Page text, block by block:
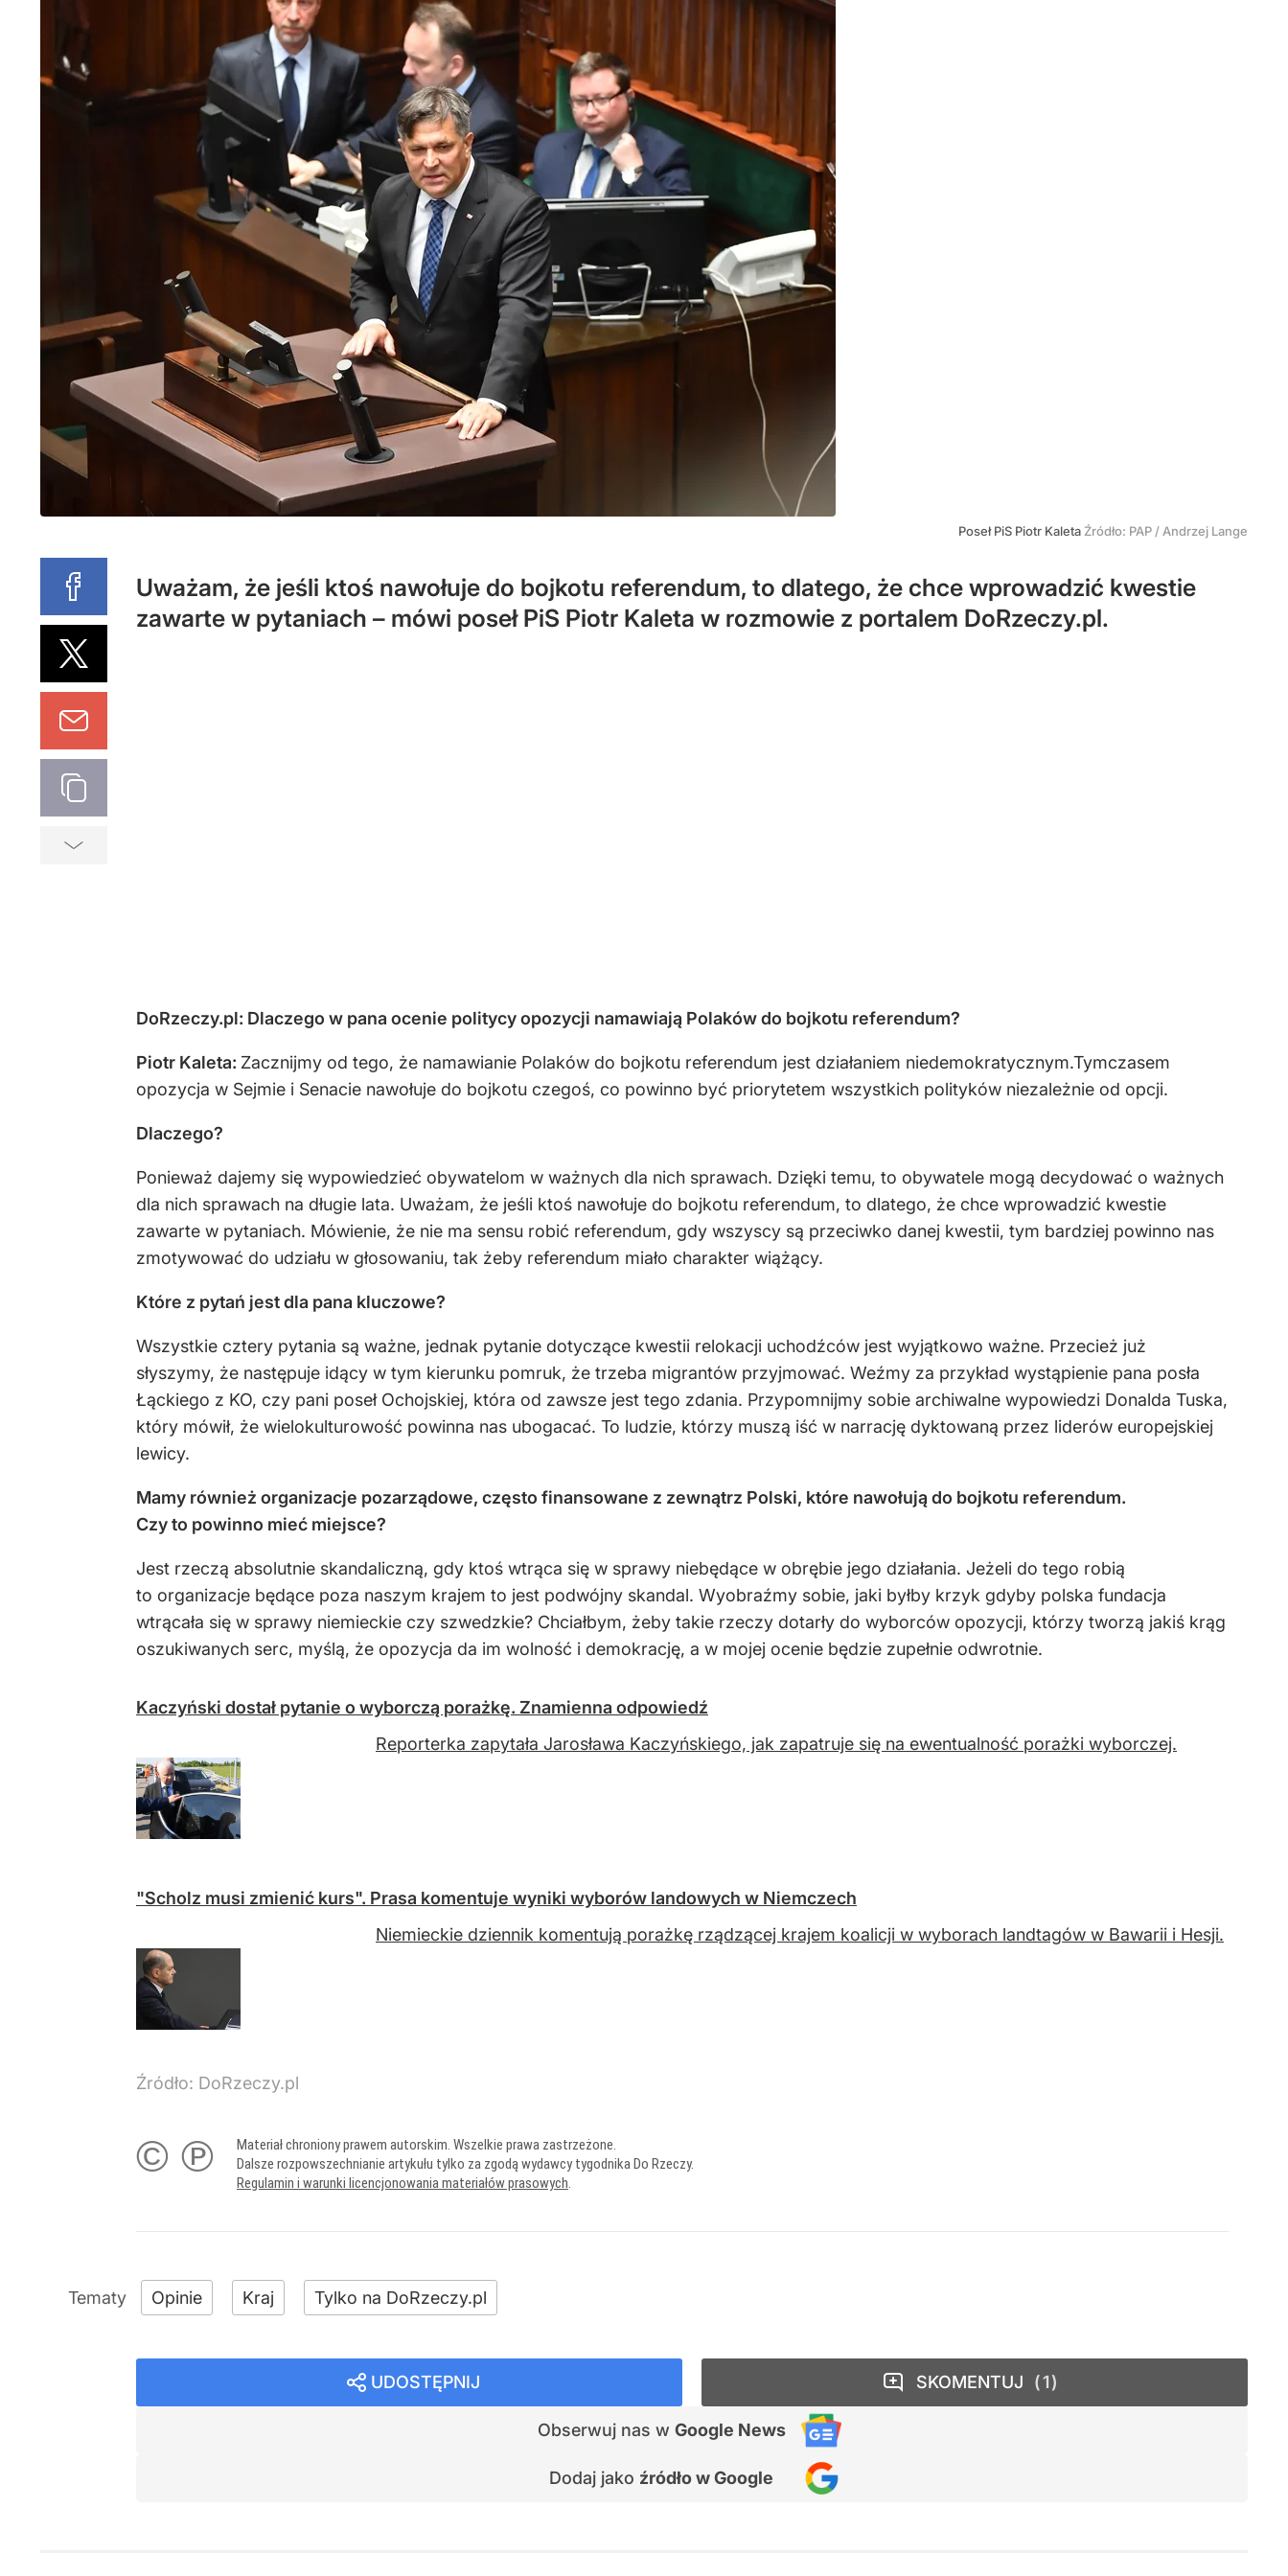
Poseł PiS Piotr Kaleta Źródło: PAP / Andrzej Lange
Uważam, że jeśli ktoś nawołuje do bojkotu referendum, to dlatego, że chce wprowadzić kwestie
zawarte w pytaniach – mówi poseł PiS Piotr Kaleta w rozmowie z portalem DoRzeczy.pl.
DoRzeczy.pl: Dlaczego w pana ocenie politycy opozycji namawiają Polaków do bojkotu referendum?
Piotr Kaleta: Zacznijmy od tego, że namawianie Polaków do bojkotu referendum jest działaniem niedemokratycznym.Tymczasem
opozycja w Sejmie i Senacie nawołuje do bojkotu czegoś, co powinno być priorytetem wszystkich polityków niezależnie od opcji.
Dlaczego?
Ponieważ dajemy się wypowiedzieć obywatelom w ważnych dla nich sprawach. Dzięki temu, to obywatele mogą decydować o ważnych
dla nich sprawach na długie lata. Uważam, że jeśli ktoś nawołuje do bojkotu referendum, to dlatego, że chce wprowadzić kwestie
zawarte w pytaniach. Mówienie, że nie ma sensu robić referendum, gdy wszyscy są przeciwko danej kwestii, tym bardziej powinno nas
zmotywować do udziału w głosowaniu, tak żeby referendum miało charakter wiążący.
Które z pytań jest dla pana kluczowe?
Wszystkie cztery pytania są ważne, jednak pytanie dotyczące kwestii relokacji uchodźców jest wyjątkowo ważne. Przecież już
słyszymy, że następuje idący w tym kierunku pomruk, że trzeba migrantów przyjmować. Weźmy za przykład wystąpienie pana posła
Łąckiego z KO, czy pani poseł Ochojskiej, która od zawsze jest tego zdania. Przypomnijmy sobie archiwalne wypowiedzi Donalda Tuska,
który mówił, że wielokulturowość powinna nas ubogacać. To ludzie, którzy muszą iść w narrację dyktowaną przez liderów europejskiej
lewicy.
Mamy również organizacje pozarządowe, często finansowane z zewnątrz Polski, które nawołują do bojkotu referendum.
Czy to powinno mieć miejsce?
Jest rzeczą absolutnie skandaliczną, gdy ktoś wtrąca się w sprawy niebędące w obrębie jego działania. Jeżeli do tego robią
to organizacje będące poza naszym krajem to jest podwójny skandal. Wyobraźmy sobie, jaki byłby krzyk gdyby polska fundacja
wtrącała się w sprawy niemieckie czy szwedzkie? Chciałbym, żeby takie rzeczy dotarły do wyborców opozycji, którzy tworzą jakiś krąg
oszukiwanych serc, myślą, że opozycja da im wolność i demokrację, a w mojej ocenie będzie zupełnie odwrotnie.
Kaczyński dostał pytanie o wyborczą porażkę. Znamienna odpowiedź
Reporterka zapytała Jarosława Kaczyńskiego, jak zapatruje się na ewentualność porażki wyborczej.
"Scholz musi zmienić kurs". Prasa komentuje wyniki wyborów landowych w Niemczech
Niemieckie dziennik komentują porażkę rządzącej krajem koalicji w wyborach landtagów w Bawarii i Hesji.
Źródło: DoRzeczy.pl
© ℗
Materiał chroniony prawem autorskim. Wszelkie prawa zastrzeżone.
Dalsze rozpowszechnianie artykułu tylko za zgodą wydawcy tygodnika Do Rzeczy.
Regulamin i warunki licencjonowania materiałów prasowych.
Opinie Kraj Tylko na DoRzeczy.pl
UDOSTĘPNIJ
Obserwuj nas w Google News
Dodaj jako źródło w Google
SKOMENTUJ 1